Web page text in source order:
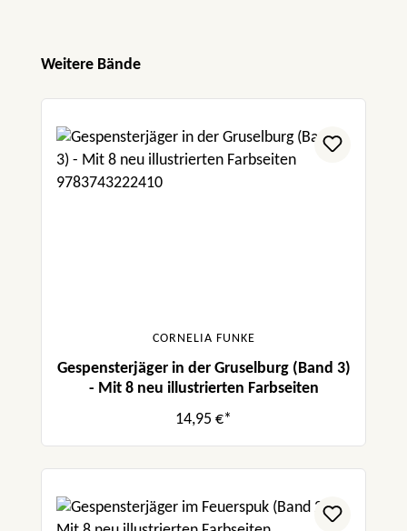
Produktgalerie überspringen
Weitere Bände
CORNELIA FUNKE
Gespensterjäger in der Gruselburg (Band 3)
- Mit 8 neu illustrierten Farbseiten
14,95 €*